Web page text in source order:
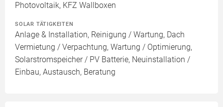
Photovoltaik, KFZ Wallboxen
SOLAR TÄTIGKEITEN
Anlage & Installation, Reinigung / Wartung, Dach
Vermietung / Verpachtung, Wartung / Optimierung,
Solarstromspeicher / PV Batterie, Neuinstallation /
Einbau, Austausch, Beratung